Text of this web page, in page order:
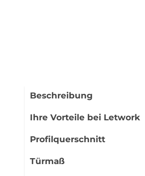
Beschreibung
Ihre Vorteile bei Letwork
Profilquerschnitt
Türmaß